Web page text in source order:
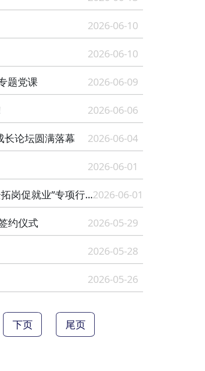
2026-06-10
2026-06-10
题党课 2026-06-09
2026-06-06
论坛圆满落幕 2026-06-04
2026-06-01
岗促就业”专项行...2026-06-01
约仪式 2026-05-29
2026-05-28
2026-05-26
下页 尾页